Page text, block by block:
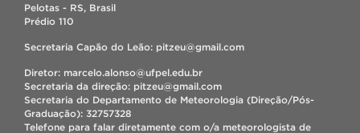
Pelotas - RS, Brasil
Prédio 110
Secretaria Capão do Leão: pitzeu@gmail.com
Diretor: marcelo.alonso@ufpel.edu.br
Secretaria da direção: pitzeu@gmail.com
Secretaria do Departamento de Meteorologia (Direção/Pós-
Graduação): 32757328
Telefone para falar diretamente com o/a meteorologista de